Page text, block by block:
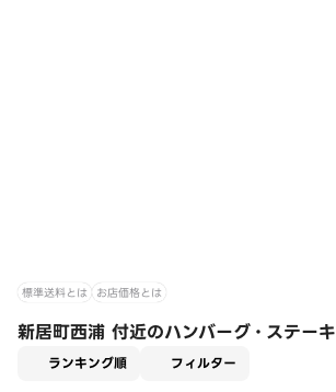
標準送料とは お店価格とは
新居町西浦 付近のハンバーグ・ステーキ
ランキング順 フィルター